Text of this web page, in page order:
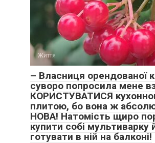
Життя
– Власниця орендованої
суворо попросила мене
КОРИСТУВАТИСЯ
плитою, бо вона ж
НОВА! Натомість щиро
купити собі мультиварку
готувати в ній на балконі!